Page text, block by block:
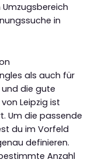
in
als auch für
und die gute
Leipzig ist
Um die passende
du im Vorfeld
definieren.
Anzahl